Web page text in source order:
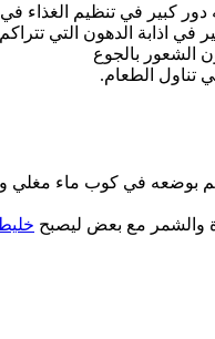
كبير في تنظيم الغذاء
في اذابة الدهون التي
الشعور بالجوع
تناول الطعام.
والشمر مع بعض ليصبح